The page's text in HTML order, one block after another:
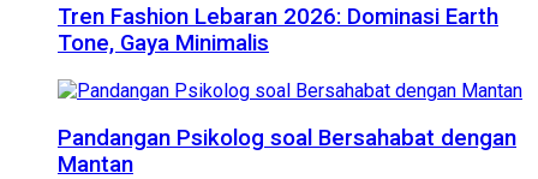
Tren Fashion Lebaran 2026: Dominasi Earth
Tone, Gaya Minimalis
Pandangan Psikolog soal Bersahabat dengan
Mantan